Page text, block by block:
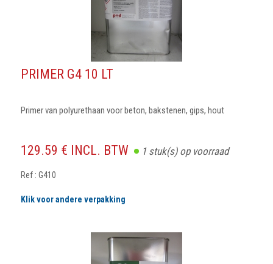
PRIMER G4 10 LT
Primer van polyurethaan voor beton, bakstenen, gips, hout
129.59 € INCL. BTW 1stuk(s) op voorraad
Ref : G410
Klik voor andere verpakking